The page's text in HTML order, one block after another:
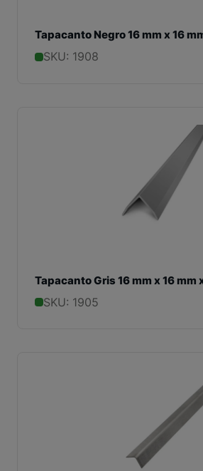
Tapacanto Negro 16 mm x 16
SKU: 1908
Tapacanto Gris 16 mm x 16 mm
SKU: 1905